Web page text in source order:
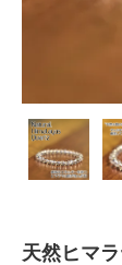
天然ヒマ